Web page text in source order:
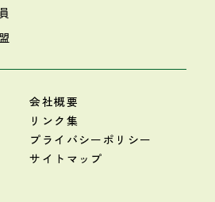
会社概要
リンク集
プライバシーポリシー
サイトマップ